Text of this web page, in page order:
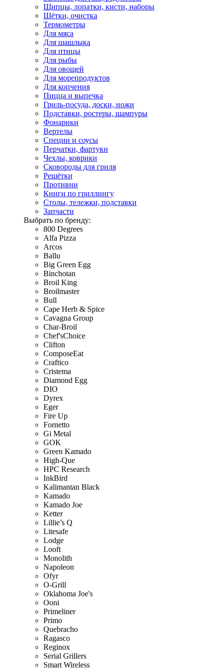
Щипцы, лопатки, кисти, наборы
Щётки, очистка
Термометры
Для мяса
Для шашлыка
Для птицы
Для рыбы
Для овощей
Для морепродуктов
Для копчения
Пицца и выпечка
Гриль-посуда, доски, ножи
Подставки, ростеры, шампуры
Фонарики
Вертелы
Специи и соусы
Перчатки, фартуки
Чехлы, коврики
Сковороды для гриля
Решётки
Противни
Книги по гриллингу
Столы, тележки, подставки
Запчасти
Выбрать по бренду:
800 Degrees
Alfa Pizza
Arcos
Ballu
Big Green Egg
Binchotan
Broil King
Broilmaster
Bull
Cape Herb & Spice
Cavagna Group
Char-Broil
Chef'sChoice
Clifton
ComposeEat
Craftico
Cristema
Diamond Egg
DIO
Dyrex
Eger
Fire Up
Fornetto
Gi Metal
GOK
Green Kamado
High-Que
HPC Research
InkBird
Kalimantan Black
Kamado
Kamado Joe
Ketter
Lillie’s Q
Litesafe
Lodge
Looft
Monolith
Napoleon
Ofyr
O-Grill
Oklahoma Joe's
Ooni
Primeliner
Primo
Quebracho
Ragasco
Reginox
Serial Grillers
Smart Wireless